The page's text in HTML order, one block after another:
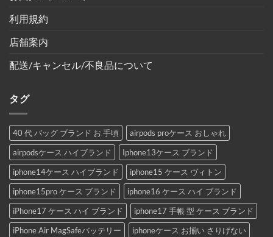
利用規約
店舗案内
配送/キャンセル/不良品について
タグ
40 代 バッグ ブランド お 手頃
airpods proケース おしゃれ
airpodsケース ハイブランド
Iphone13ケース ブランド
iphone14ケース ハイブランド
iphone15 ケース ヴィトン
iphone15pro ケース ブランド
iphone16 ケース ハイ ブランド
iPhone17 ケース ハイ ブランド
iphone17 手帳 型 ケース ブランド
iPhone Air MagSafeバッテリー
iphoneケース お揃い さりげない